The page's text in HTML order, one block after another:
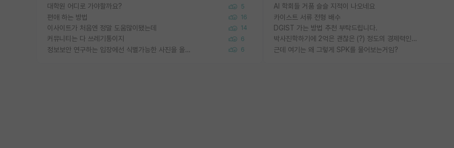
대학원 어디로 가야할까요? 5
편애 하는 방법 16
이사이트가 처음엔 정말 도움많이됐는데 14
커뮤니티는 다 쓰레기통이지 6
정보보안 연구하는 입장에선 식별가능한 사진을 올리는건 비추이긴함 6
AI 학회들 거품 슬슬 지적이 나오네요
카이스트 서류 전형 배수
DGIST 가는 방법 추천 부탁드립니다.
박사진학하기에 2억은 괜찮은 (?) 정도의 경제력인가요
근데 여기는 왜 그렇게 SPK를 물어보는거임?